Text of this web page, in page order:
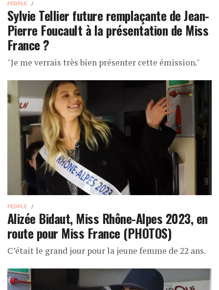
PEOPLE
Sylvie Tellier future remplaçante de Jean-
Pierre Foucault à la présentation de Miss
France ?
"Je me verrais très bien présenter cette émission."
PEOPLE
Alizée Bidaut, Miss Rhône-Alpes 2023, en
route pour Miss France (PHOTOS)
C’était le grand jour pour la jeune femme de 22 ans.